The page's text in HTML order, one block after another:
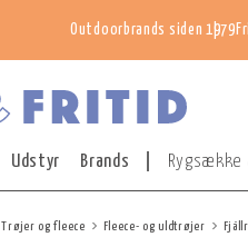
Outdoorbrands siden 1979
Udstyr Brands Rygsække
Trøjer og fleece Fleece- og uldtrøjer